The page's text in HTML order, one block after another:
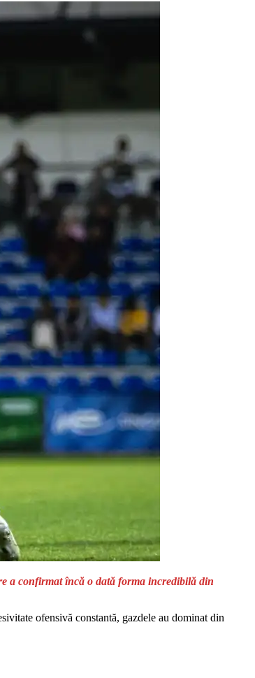
a confirmat încă o dată forma incredibilă din
ofensivă constantă, gazdele au dominat din